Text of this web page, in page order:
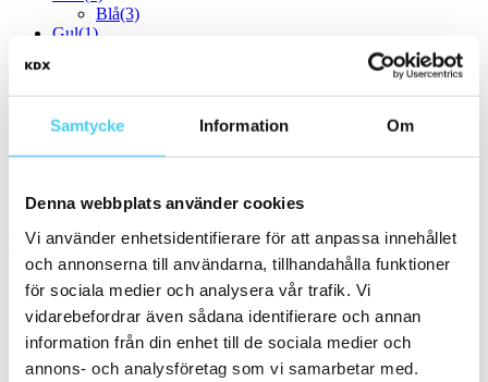
Samtycke Information Om
Denna webbplats använder cookies
Vi använder enhetsidentifierare för att anpassa innehållet
och annonserna till användarna, tillhandahålla funktioner
för sociala medier och analysera vår trafik. Vi
vidarebefordrar även sådana identifierare och annan
information från din enhet till de sociala medier och
annons- och analysföretag som vi samarbetar med.
Blå(3)
Gul(1)
Välj en eller flera former:
Filtrera efter storlek:
Små (5 - 20 cm) (7)
ca 5x(1)
6.5x13 cm(1)
ca 7.5x